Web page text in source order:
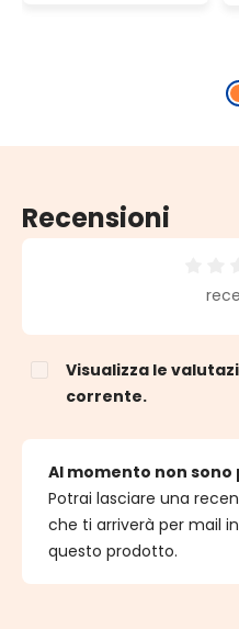
Recensioni
Valutazione media di 0
Visualizza le
corrente.
Al momento non
Potrai lasciare una
che ti arriverà per mail
questo prodotto.